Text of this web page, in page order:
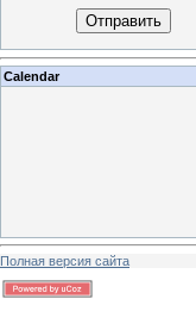
Отправить
Calendar
Полная версия сайта